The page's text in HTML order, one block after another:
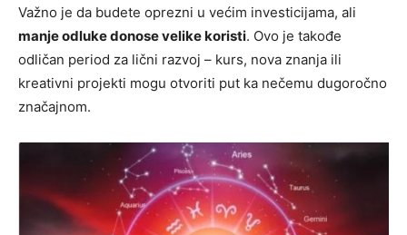
Važno je da budete oprezni u većim investicijama, ali
manje odluke donose velike koristi. Ovo je takođe
odličan period za lični razvoj – kurs, nova znanja ili
kreativni projekti mogu otvoriti put ka nečemu dugoročno
značajnom.